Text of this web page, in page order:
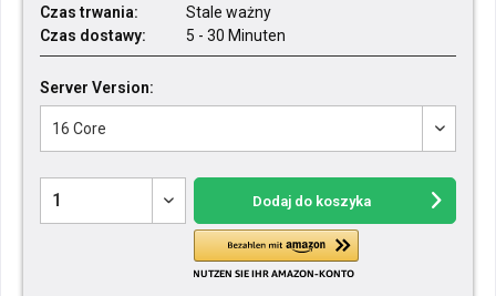
Czas trwania:
Stale ważny
Czas dostawy:
5 - 30 Minuten
Server Version:
Dodaj do koszyka